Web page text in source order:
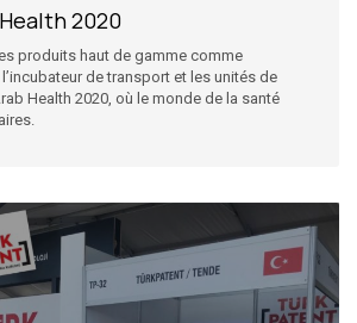
2020
produits haut de gamme comme
l’incubateur de transport et les unités de
Health 2020, où le monde de la santé